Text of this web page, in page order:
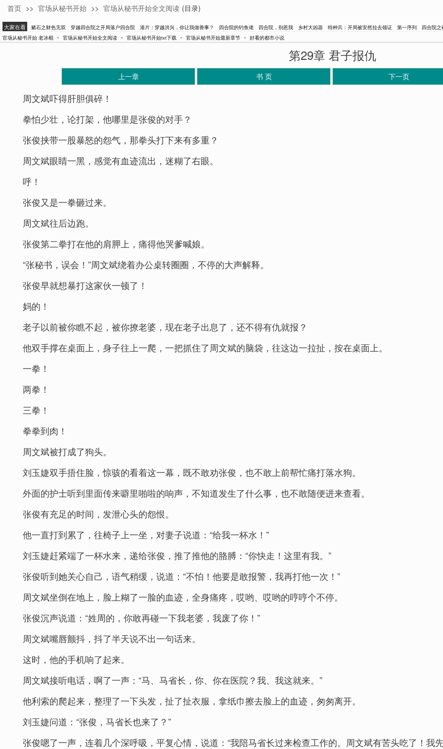
老冰棍
首页 >> 官场从秘书开始 >> 官场从秘书开始全文阅读 (目录)
大家在看 赌石之财色无双 穿越四合院之开局落户四合院 港片：穿越洪兴，你让我做善事？ 四合院的钓鱼佬 四合院，别惹我 乡村大凶器 特种兵：开局被安然拉去领证 第一序列
四合院
官场从秘书开始 老冰棍 - 官场从秘书开始全文阅读 - 官场从秘书开始txt下载 - 官场从秘书开始最新章节 - 好看的都市小说
第29章 君子报仇
上一章 书 页 下一页
周文斌吓得肝胆俱碎！
拳怕少壮，论打架，他哪里是张俊的对手？
张俊挟带一股暴怒的怨气，那拳头打下来有多重？
周文斌眼睛一黑，感觉有血迹流出，迷糊了右眼。
呼！
张俊又是一拳砸过来。
周文斌往后边跑。
张俊第二拳打在他的肩胛上，痛得他哭爹喊娘。
“张秘书，误会！”周文斌绕着办公桌转圈圈，不停的大声解释。
张俊早就想暴打这家伙一顿了！
妈的！
老子以前被你瞧不起，被你撩老婆，现在老子出息了，还不得有仇就报？
他双手撑在桌面上，身子往上一爬，一把抓住了周文斌的脑袋，往这边一拉扯，按在桌面上。
一拳！
两拳！
三拳！
拳拳到肉！
周文斌被打成了狗头。
刘玉婕双手捂住脸，惊骇的看着这一幕，既不敢劝张俊，也不敢上前帮忙痛打落水狗。
外面的护士听到里面传来噼里啪啦的响声，不知道发生了什么事，也不敢随便进来查看。
张俊有充足的时间，发泄心头的怨恨。
他一直打到累了，往椅子上一坐，对妻子说道：“给我一杯水！”
刘玉婕赶紧端了一杯水来，递给张俊，推了推他的胳膊：“你快走！这里有我。”
张俊听到她关心自己，语气稍缓，说道：“不怕！他要是敢报警，我再打他一次！”
周文斌坐倒在地上，脸上糊了一脸的血迹，全身痛疼，哎哟、哎哟的哼哼个不停。
张俊沉声说道：“姓周的，你敢再碰一下我老婆，我废了你！”
周文斌嘴唇颤抖，抖了半天说不出一句话来。
这时，他的手机响了起来。
周文斌接听电话，啊了一声：“马、马省长，你、你在医院？我、我这就来。”
他利索的爬起来，整理了一下头发，扯了扯衣服，拿纸巾擦去脸上的血迹，匆匆离开。
刘玉婕问道：“张俊，马省长也来了？”
张俊嗯了一声，连着几个深呼吸，平复心情，说道：“我陪马省长过来检查工作的。周文斌有苦头吃了！我